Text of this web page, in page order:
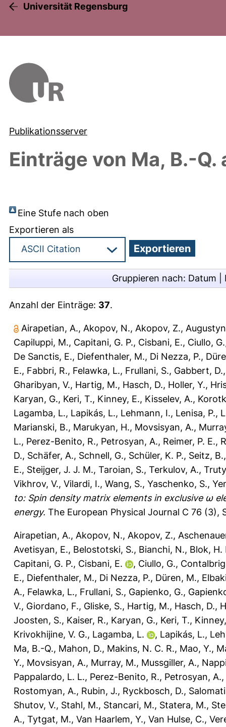
Universität Regensburg
Publikationsserver
Einträge von Ma, B.-Q.
Eine Stufe nach oben
Exportieren als
Gruppieren nach: Datum
Anzahl der Einträge: 37.
Airapetian, A., Akopov, N., Akopov, Z.,
Capiluppi, M., Capitani, G. P., Cisbani, E., Ciullo, G.
De Sanctis, E., Diefenthaler, M., Di Nezza, P.,
E., Fabbri, R., Felawka, L., Frullani, S., Gabbert, D.
Gharibyan, V., Hartig, M., Hasch, D., Holler, Y.,
Karyan, G., Keri, T., Kinney, E., Kisselev, A.,
Lagamba, L., Lapikás, L., Lehmann, I., Lenisa, P.,
Marianski, B., Marukyan, H., Movsisyan, A.,
L., Perez-Benito, R., Petrosyan, A., Reimer, P. E.,
D., Schäfer, A., Schnell, G., Schüler, K. P., Seitz, B.
E., Steijger, J. J. M., Taroian, S., Terkulov, A.,
Vikhrov, V., Vilardi, I., Wang, S., Yaschenko, S.,
to: Spin density matrix elements in exclusive ω
energy. The European Physical Journal C 76 (3),
Airapetian, A., Akopov, N., Akopov, Z.,
Avetisyan, E., Belostotski, S., Bianchi, N., Blok, H.
Capitani, G. P., Cisbani, E. , Ciullo, G.,
E., Diefenthaler, M., Di Nezza, P., Düren, M.,
A., Felawka, L., Frullani, S., Gapienko, G.,
V., Giordano, F., Gliske, S., Hartig, M., Hasch, D.,
Joosten, S., Kaiser, R., Karyan, G., Keri, T.,
Krivokhijine, V. G., Lagamba, L. , Lapikás, L.,
Ma, B.-Q., Mahon, D., Makins, N. C. R., Mao, Y.,
Y., Movsisyan, A., Murray, M., Mussgiller, A.,
Pappalardo, L. L., Perez-Benito, R., Petrosyan, A.,
Rostomyan, A., Rubin, J., Ryckbosch, D.,
Shutov, V., Stahl, M., Stancari, M., Statera, M.,
A., Tytgat, M., Van Haarlem, Y., Van Hulse, C.,